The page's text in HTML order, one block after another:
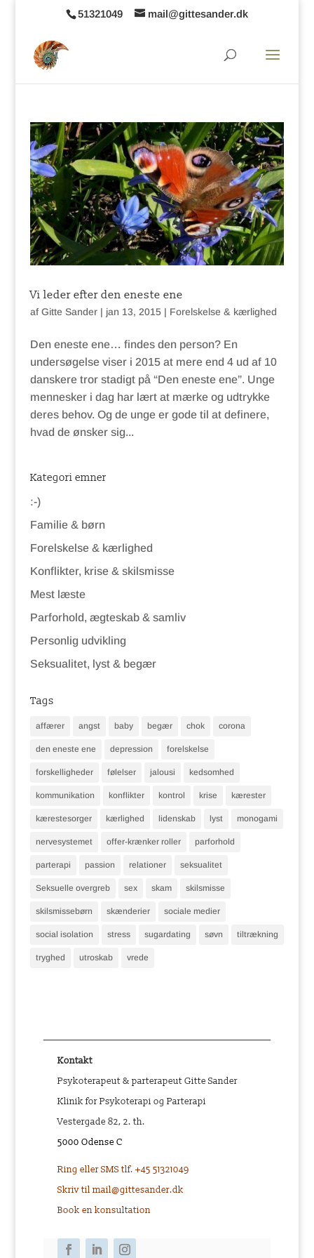
51321049 mail@gittesander.dk
Vi leder efter den eneste ene
afGitte Sander| jan 13, 2015| Forelskelse & kærlighed
Den eneste ene… findes den person? En
undersøgelse viser i 2015 at mere end 4 ud af 10
danskere tror stadigt på “Den eneste ene”. Unge
mennesker i dag har lært at mærke og udtrykke
deres behov. Og de unge er gode til at definere,
hvad de ønsker sig...
Kategori emner
:-)
Familie & børn
Forelskelse & kærlighed
Konflikter, krise & skilsmisse
Mest læste
Parforhold, ægteskab & samliv
Personlig udvikling
Seksualitet, lyst & begær
Tags
affærer angst baby begær chok corona
den eneste ene depression forelskelse
forskelligheder følelser jalousi kedsomhed
kommunikation konflikter kontrol krise kærester
kærestesorger kærlighed lidenskab lyst monogami
nervesystemet offer-krænker roller parforhold
parterapi passion relationer seksualitet
Seksuelle overgreb sex skam skilsmisse
skilsmissebørn skænderier sociale medier
social isolation stress sugardating søvn tiltrækning
tryghed utroskab vrede
Kontakt
Psykoterapeut & parterapeut Gitte Sander
Klinik for Psykoterapi og Parterapi
Vestergade 82, 2. th.
5000 Odense C
Ring eller SMS tlf. +45 51321049
Skriv til mail@gittesander.dk
Book en konsultation